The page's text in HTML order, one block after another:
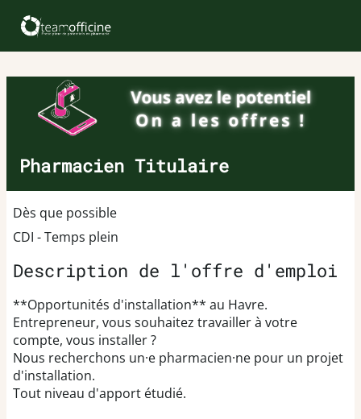
Pharmacien Titulaire
Dès que possible
CDI - Temps plein
Description de l'offre d'emploi
**Opportunités d'installation** au Havre.
Entrepreneur, vous souhaitez travailler à votre
compte, vous installer ?
Nous recherchons un·e pharmacien·ne pour un projet
d'installation.
Tout niveau d'apport étudié.